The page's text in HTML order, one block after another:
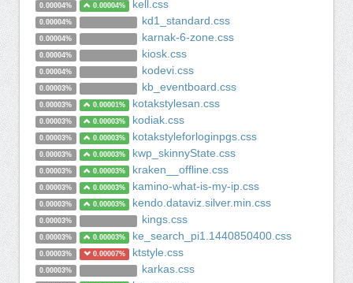
0.00004% 0.00004% kell.css
0.00004% kd1_standard.css
0.00004% karnak-6-zone.css
0.00004% kiosk.css
0.00004% kodevi.css
0.00003% kb_eventboard.css
0.00003% 0.00001% kotakstylesan.css
0.00003% 0.00003% kodiak.css
0.00003% 0.00003% kotakstyleforloginpgs.css
0.00003% 0.00003% kwp_skinnyState.css
0.00003% 0.00003% kraken__offline.css
0.00003% 0.00003% kamino-what-is-my-ip.css
0.00003% 0.00003% kendo.dataviz.silver.min.css
0.00003% kings.css
0.00003% 0.00003% ke_search_pi1.1440850400.css
0.00003% 0.00007% ktstyle.css
0.00003% karkas.css